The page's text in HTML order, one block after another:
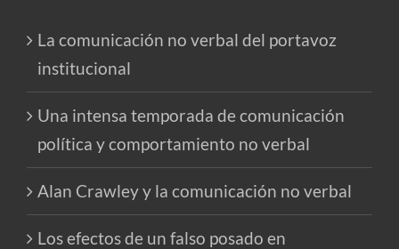
La comunicación no verbal del portavoz
institucional
Una intensa temporada de comunicación
política y comportamiento no verbal
Alan Crawley y la comunicación no verbal
Los efectos de un falso posado en